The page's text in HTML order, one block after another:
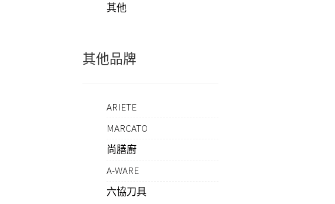
其他
其他品牌
ARIETE
MARCATO
尚膳廚
A-WARE
六協刀具